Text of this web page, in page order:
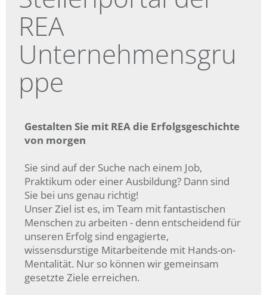
REA
Unternehmensgru
ppe
Gestalten Sie mit REA die Erfolgsgeschichte
von morgen
Sie sind auf der Suche nach einem Job,
Praktikum oder einer Ausbildung? Dann sind
Sie bei uns genau richtig!
Unser Ziel ist es, im Team mit fantastischen
Menschen zu arbeiten - denn entscheidend für
unseren Erfolg sind engagierte,
wissensdurstige Mitarbeitende mit Hands-on-
Mentalität. Nur so können wir gemeinsam
gesetzte Ziele erreichen.